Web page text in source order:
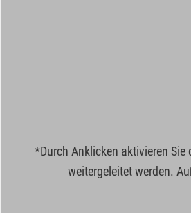
*Durch Anklicken aktivieren Sie
weitergeleitet werden.